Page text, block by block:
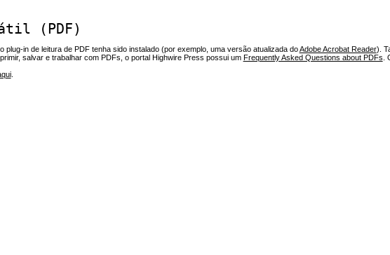
(PDF)
in de leitura de PDF tenha sido instalado (por exemplo, uma versão atualizada doAdobe Acrobat Reader).
salvar e trabalhar com PDFs, o portal Highwire Press possui um Frequently Asked Questions about PDFs .
.